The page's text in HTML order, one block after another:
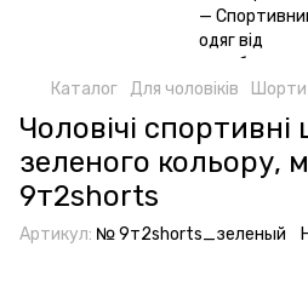
Каталог Для чоловіків Шорти
Чоловічі
зеленого кольору,
9т2shorts
Артикул: № 9т2shorts_зеленый